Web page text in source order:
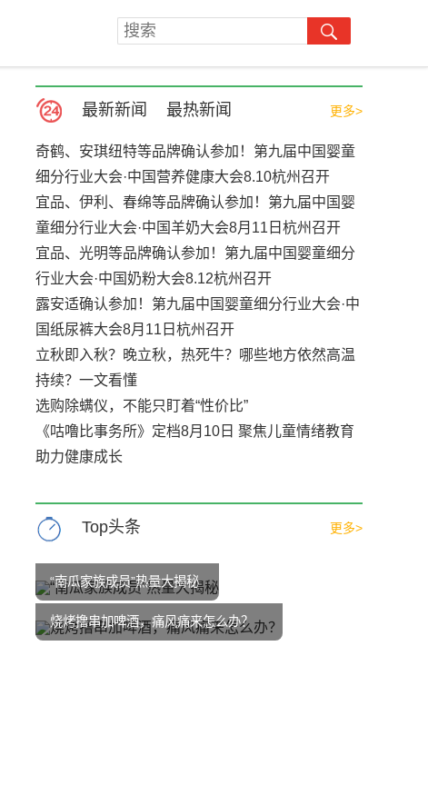
最新新闻 最热新闻 更多>
奇鹤、安琪纽特等品牌确认参加！第九届中国婴童
细分行业大会·中国营养健康大会8.10杭州召开
宜品、伊利、春绵等品牌确认参加！第九届中国婴
童细分行业大会·中国羊奶大会8月11日杭州召开
宜品、光明等品牌确认参加！第九届中国婴童细分
行业大会·中国奶粉大会8.12杭州召开
露安适确认参加！第九届中国婴童细分行业大会·中
国纸尿裤大会8月11日杭州召开
立秋即入秋？晚立秋，热死牛？哪些地方依然高温
持续？一文看懂
选购除螨仪，不能只盯着“性价比”
《咕噜比事务所》定档8月10日 聚焦儿童情绪教育
助力健康成长
Top头条 更多>
“南瓜家族成员”热量大揭秘
烧烤撸串加啤酒，痛风痛来怎么办？